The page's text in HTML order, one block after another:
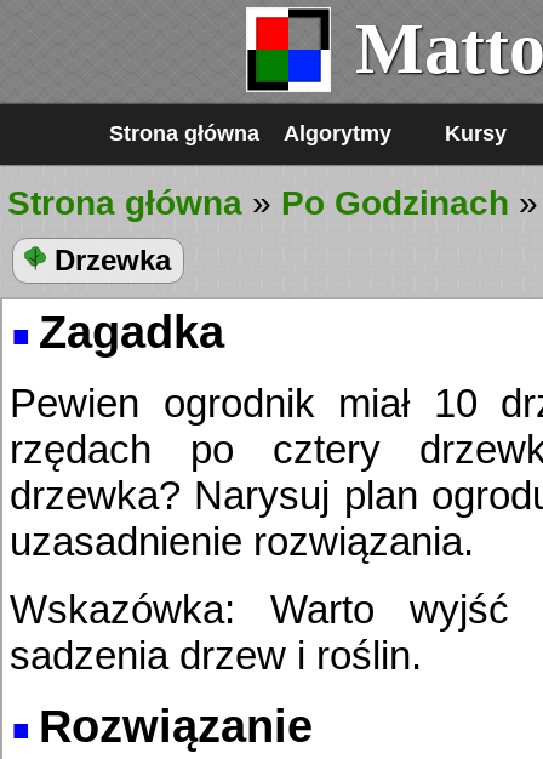
Strona główna Algorytmy Kursy
Strona główna » Po Godzinach
Drzewka
Zagadka
Pewien ogrodnik miał 10
rzędach po cztery
drzewka? Narysuj plan
uzasadnienie rozwiązania.
Wskazówka: Warto wyjść
sadzenia drzew i roślin.
Rozwiązanie